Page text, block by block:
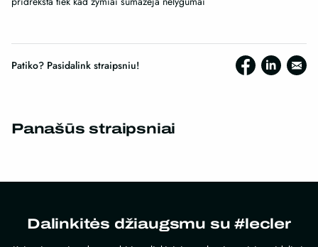
Patiko? Pasidalink straipsniu!
Panašūs straipsniai
Dalinkitės džiaugsmu su #lecler